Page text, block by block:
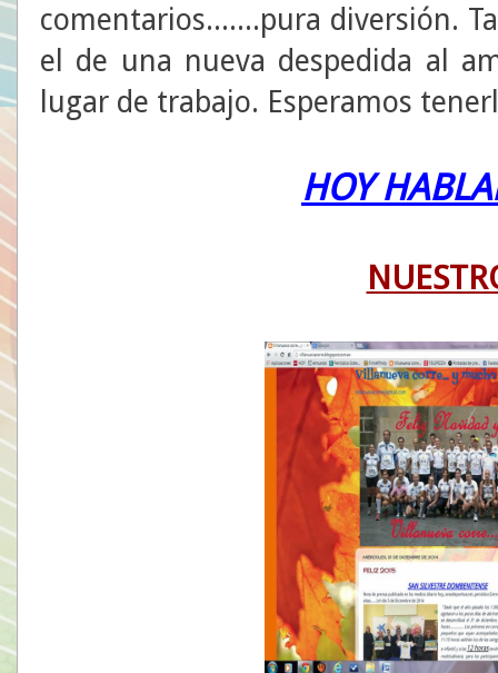
comentarios.......pura diversión.
el de una nueva despedida al
lugar de trabajo. Esperamos
HOY